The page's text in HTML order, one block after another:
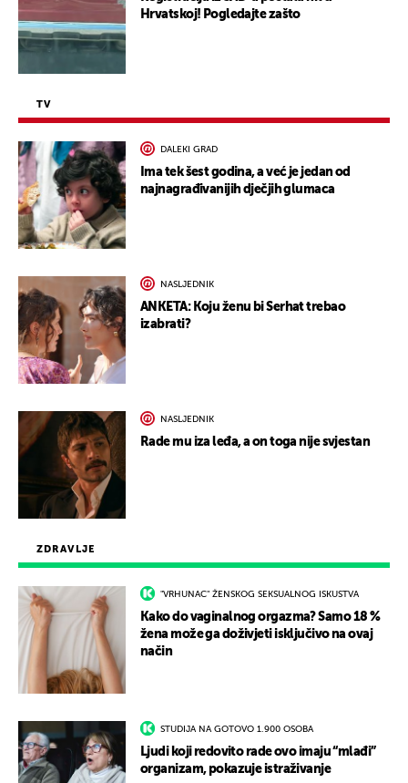
ZDRAVLJE
"VRHUNAC" ŽENSKOG SEKSUALNOG ISKUSTVA
Kako do vaginalnog orgazma? Samo 18 %
žena može ga doživjeti isključivo na ovaj
način
STUDIJA NA GOTOVO 1.900 OSOBA
Ljudi koji redovito rade ovo imaju “mlađi”
organizam, pokazuje istraživanje
Hrvatskoj! Pogledajte zašto
TV
DALEKI GRAD
Ima tek šest godina, a već je jedan od
najnagrađivanijih dječjih glumaca
NASLJEDNIK
ANKETA: Koju ženu bi Serhat trebao
izabrati?
NASLJEDNIK
Rade mu iza leđa, a on toga nije svjestan